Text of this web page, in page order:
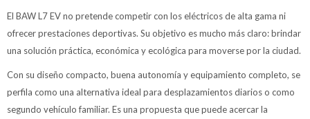
El BAW L7 EV no pretende competir con los eléctricos de alta gama ni
ofrecer prestaciones deportivas. Su objetivo es mucho más claro: brindar
una solución práctica, económica y ecológica para moverse por la ciudad.
Con su diseño compacto, buena autonomía y equipamiento completo, se
perfila como una alternativa ideal para desplazamientos diarios o como
segundo vehículo familiar. Es una propuesta que puede acercar la